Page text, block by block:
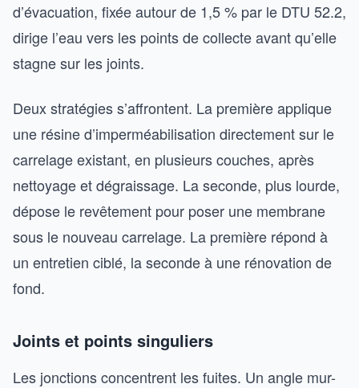
d’évacuation, fixée autour de 1,5 % par le DTU 52.2,
dirige l’eau vers les points de collecte avant qu’elle
stagne sur les joints.
Deux stratégies s’affrontent. La première applique
une résine d’imperméabilisation directement sur le
carrelage existant, en plusieurs couches, après
nettoyage et dégraissage. La seconde, plus lourde,
dépose le revêtement pour poser une membrane
sous le nouveau carrelage. La première répond à
un entretien ciblé, la seconde à une rénovation de
fond.
Joints et points singuliers
Les jonctions concentrent les fuites. Un angle mur-